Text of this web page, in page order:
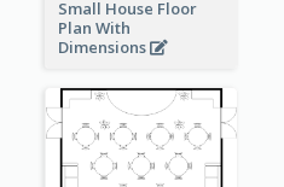
Small House Floor
Plan With
Dimensions